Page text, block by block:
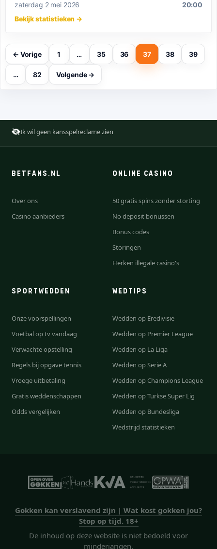
zaterdag 2 mei 2026
20:00
Bekijk statistieken →
← Vorige 1 … 35 36 37 38 39
… 82 Volgende →
Ik wil geen kansspelreclame zien
BETFANS.NL
Over ons
Casino aanbieders
ONLINE CASINO
50 gratis spins zonder storting
No deposit bonussen
Bonus codes
Storingen
Herken illegale casino's
SPORTWEDDEN
Onze voorspellingen
Voetbal op tv vandaag
Verwachte opstelling
Regels bij opgave tennis
Vroege uitbetaling
Gratis weddenschappen
Odds vergelijken
WEDTIPS
Wedden op Eredivisie
Wedden op Premier League
Wedden op La Liga
Wedden op Serie A
Wedden op Champions League
Wedden op Turkse Super Lig
Wedden op Bundesliga
Wedstrijd statistieken
Gokken kan verslavend zijn | Wat kost gokken jou?
Stop op tijd. 18+
De inhoud op deze website is niet bedoeld voor
minderjarigen.